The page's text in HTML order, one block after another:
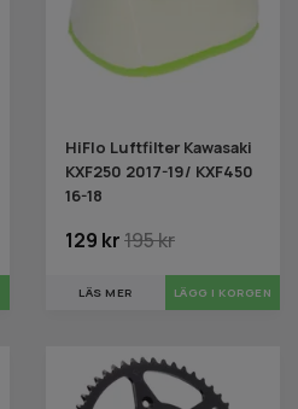
HiFlo Luftfilter Kawasaki
KXF250 2017-19/ KXF450
16-18
129 kr195 kr
LÄS MER